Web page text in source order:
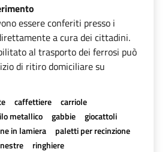
essere conferiti presso i
a cura dei cittadini.
al trasporto dei ferrosi può
di ritiro domiciliare su
caffettiere
carriole
metallico gabbie
giocattoli
in lamiera
paletti per recinzione
ringhiere